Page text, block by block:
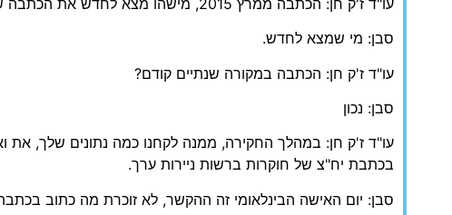
סבן: מי שמצא לחדש.
עו"ד ז'ק חן: הכתבה במקורה שנתיים קודם?
סבן: נכון
עו"ד ז'ק חן: במהלך החקירה, ממנה לקחנו כמה נתונים שלך, את
בכתבת יח"צ של חוקרות ברשות ניירות ערך.
סבן: יום האישה הבינלאומי זה ההקשר, לא זוכרת מה כתוב